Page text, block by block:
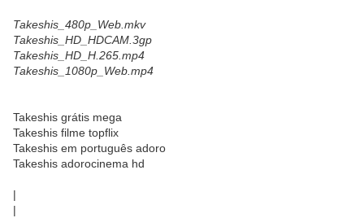
Takeshis_480p_Web.mkv
Takeshis_HD_HDCAM.3gp
Takeshis_HD_H.265.mp4
Takeshis_1080p_Web.mp4
Takeshis grátis mega
Takeshis filme topflix
Takeshis em português adoro
Takeshis adorocinema hd
|
|